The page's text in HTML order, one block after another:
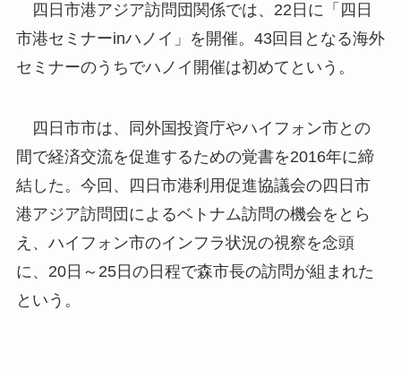
四日市港アジア訪問団関係では、22日に「四日
市港セミナーinハノイ」を開催。43回目となる海外
セミナーのうちでハノイ開催は初めてという。
四日市市は、同外国投資庁やハイフォン市との
間で経済交流を促進するための覚書を2016年に締
結した。今回、四日市港利用促進協議会の四日市
港アジア訪問団によるベトナム訪問の機会をとら
え、ハイフォン市のインフラ状況の視察を念頭
に、20日～25日の日程で森市長の訪問が組まれた
という。